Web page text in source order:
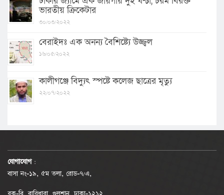
ভারতীয় ক্রিকেটার
৩০/০৩/২০২২
বেরাইদঃ এক অনন্য বৈশিষ্ট্যে উজ্জ্বল
১৬/০৫/২০২২
কালীগঞ্জে বিদ্যুৎ স্পষ্টে কলেজ ছাত্রের মৃত্যু
২২/০৭/২০২২
যোগাযোগ :
বাসা নং-১৯, ৫ম তলা, রোড-৭/এ,